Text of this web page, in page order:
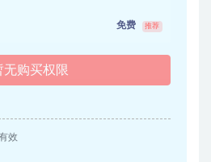
免费 推荐
无购买权限
效